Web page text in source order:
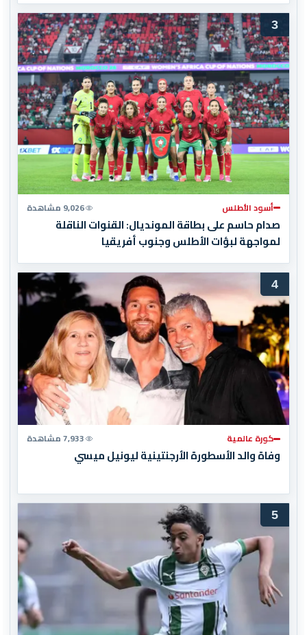
3
أسود الأطلس 9,026 مشاهدة
صدام حاسم على بطاقة المونديال: القنوات الناقلة
لمواجهة لبؤات الأطلس وجنوب أفريقيا
4
كورة عالمية 7,933 مشاهدة
وفاة والد الأسطورة الأرجنتينية ليونيل ميسي
5